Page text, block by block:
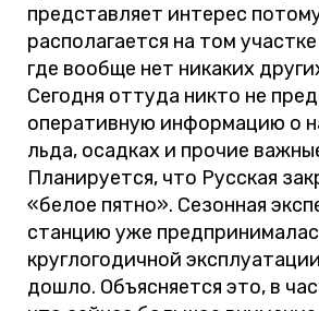
представляет интерес
располагается на том
где вообще нет никаких
Сегодня оттуда никто не
оперативную информацию о
льда, осадках и прочие
Планируется, что Русская
«белое пятно». Сезонная
станцию уже
круглогодичной
дошло. Объясняется это, в